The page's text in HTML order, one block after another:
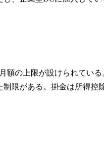
額の上限が設けられてい
制限がある。掛金は所得控